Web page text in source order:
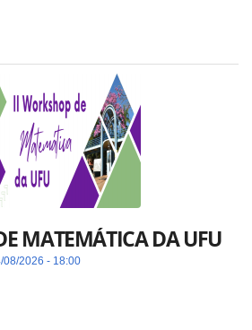
MATEMÁTICA DA UFU
2026 - 18:00